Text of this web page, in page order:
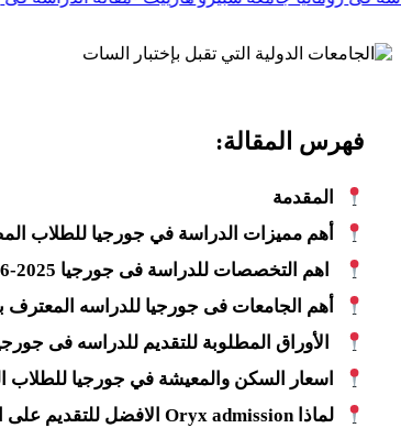
فهرس المقالة:
المقدمة
أهم مميزات الدراسة في جورجيا للطلاب
اهم التخصصات للدراسة فى جورجيا 2025-2026
أهم الجامعات فى جورجيا للدراسه المعترف بها
الأوراق المطلوبة للتقديم للدراسه فى جورجيا
اسعار السكن والمعيشة في جورجيا للطلاب
لماذا Oryx admission الافضل للتقديم على الدراسه بالخارج للطلاب؟